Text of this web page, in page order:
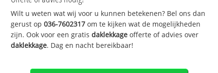
Wilt u weten wat wij voor u kunnen betekenen? Bel ons dan
gerust op036-7602317 om te kijken wat de mogelijkheden
zijn. Ook voor een gratisdaklekkage offerte of advies over
daklekkage. Dag en nacht bereikbaar!